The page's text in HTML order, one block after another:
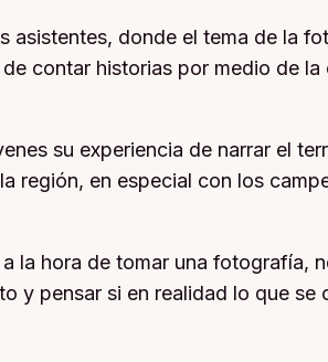
donde el tema de la
contar historias por medio de
su experiencia de narrar el
región, en especial con los
la hora de tomar una fotografía,
y pensar si en realidad lo que